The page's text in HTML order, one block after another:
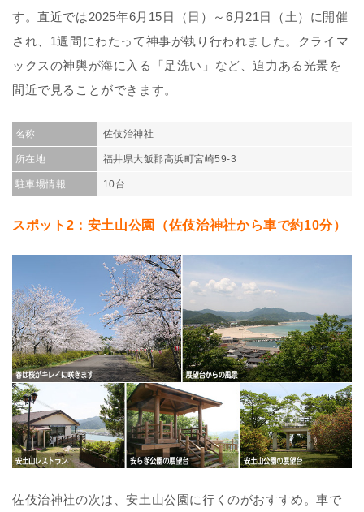
す。直近では2025年6月15日（日）～6月21日（土）に開催
され、1週間にわたって神事が執り行われました。クライマ
ックスの神輿が海に入る「足洗い」など、迫力ある光景を
間近で見ることができます。
名称 佐伎治神社
所在地 福井県大飯郡高浜町宮崎59-3
駐車場情報 10台
スポット2：安土山公園（佐伎治神社から車で約10分）
佐伎治神社の次は、安土山公園に行くのがおすすめ。車で